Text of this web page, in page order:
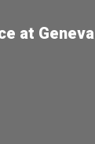
at Geneva